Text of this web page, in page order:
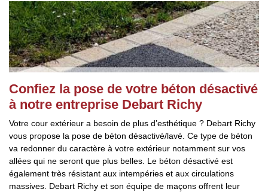
Confiez la pose de votre béton désactivé
à notre entreprise Debart Richy
Votre cour extérieur a besoin de plus d’esthétique ? Debart Richy
vous propose la pose de béton désactivé/lavé. Ce type de béton
va redonner du caractère à votre extérieur notamment sur vos
allées qui ne seront que plus belles. Le béton désactivé est
également très résistant aux intempéries et aux circulations
massives. Debart Richy et son équipe de maçons offrent leur